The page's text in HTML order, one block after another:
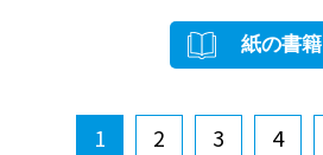
紙の書籍
1 2 3 4